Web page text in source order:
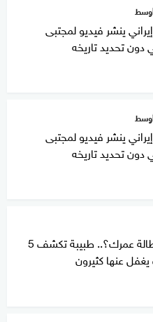
ينشر فيديو لمجتبى
دون تحديد تاريخه
ينشر فيديو لمجتبى
دون تحديد تاريخه
تريد إطالة عمرك؟.. طبيبة تكشف 5
عنها كثيرون